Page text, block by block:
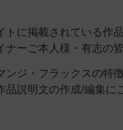
トに掲載されている作
ナーご本人様・有志の
ンジ・フラックスの特
品説明文の作成/編集に